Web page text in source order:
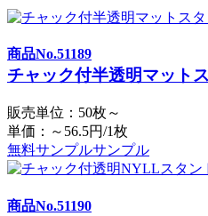
商品No.51189
チャック付半透明マット
販売単位：50枚～
単価：～56.5円/1枚
無料サンプルサンプル
商品No.51190